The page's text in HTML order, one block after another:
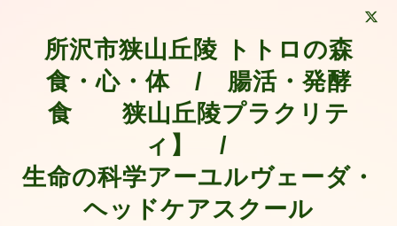
所沢市狭山丘陵 トトロの森
食・心・体 / 腸活・発酵
食 狭山丘陵プラクリテ
ィ】 /
生命の科学アーユルヴェーダ・
ヘッドケアスクール